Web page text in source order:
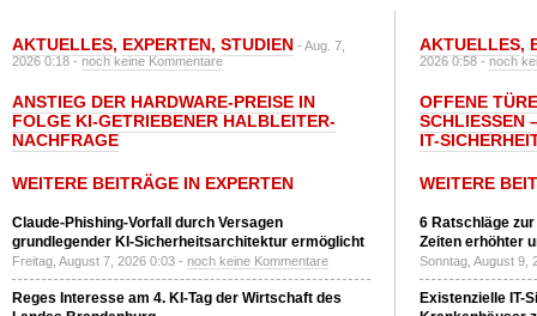
AKTUELLES, EXPERTEN, STUDIEN - Aug. 7,
2026 0:18 -noch keine Kommentare
ANSTIEG DER HARDWARE-PREISE IN
FOLGE KI-GETRIEBENER HALBLEITER-
NACHFRAGE
WEITERE BEITRÄGE IN EXPERTEN
Claude-Phishing-Vorfall durch Versagen
grundlegender KI-Sicherheitsarchitektur ermöglicht
Freitag, August 7, 2026 0:03 - noch keine Kommentare
Reges Interesse am 4. KI-Tag der Wirtschaft des
AKTUELLES,
2026 0:58 -noch
OFFENE
SCHLIESSEN
T-
WEITERE
6 Ratschläge
Zeiten erhöhter
Sonntag, August 9,
Existenzielle IT-